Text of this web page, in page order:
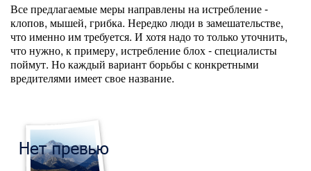
Все предлагаемые меры направлены на истребление -
клопов, мышей, грибка. Нередко люди в замешательстве,
что именно им требуется. И хотя надо то только уточнить,
что нужно, к примеру, истребление блох - специалисты
поймут. Но каждый вариант борьбы с конкретными
вредителями имеет свое название.